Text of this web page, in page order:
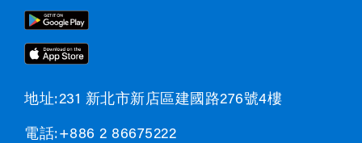
地址:231 新北市新店區建國路276號4樓
電話:+886 2 86675222